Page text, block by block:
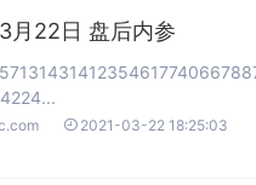
月22日 盘后内参
 2021-03-22 18:25:03